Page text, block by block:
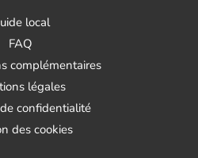
local
FAQ
complémentaires
légales
confidentialité
des cookies